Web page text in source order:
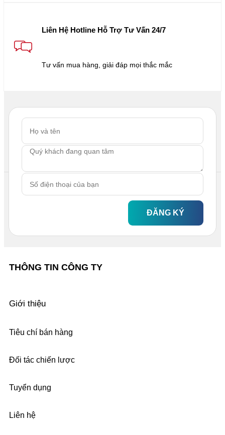
Liên Hệ Hotline Hỗ Trợ Tư Vấn 24/7
Tư vấn mua hàng, giải đáp mọi thắc mắc
ĐĂNG KÝ
THÔNG TIN CÔNG TY
Giới thiệu
Tiêu chí bán hàng
Đối tác chiến lược
Tuyển dụng
Liên hệ